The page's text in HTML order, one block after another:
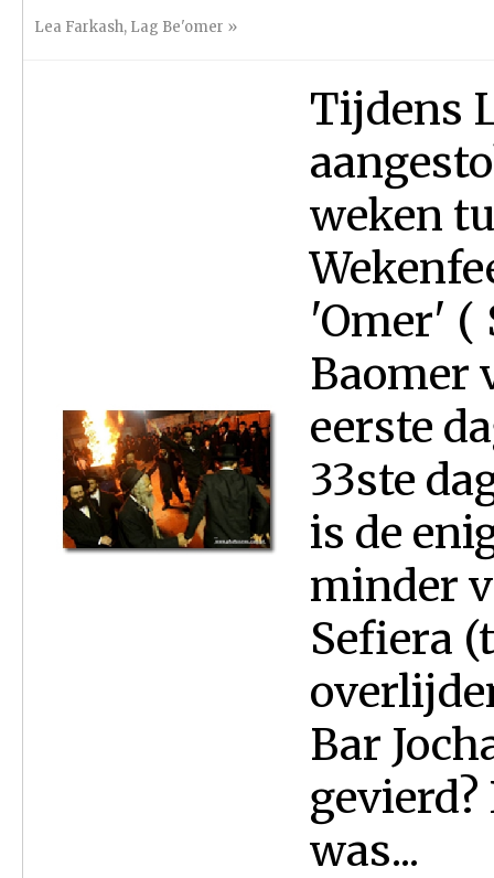
Lea Farkash, Lag Be'omer »
Tijdens
weken
'Omer' (
Baomer
eerste
33ste
is de
minder
Sefiera
Bar
was...